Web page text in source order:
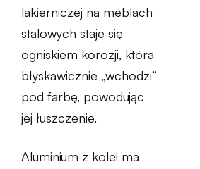
lakierniczej na meblach
stalowych staje się
ogniskiem korozji, która
błyskawicznie „wchodzi”
pod farbę, powodując
jej łuszczenie.
Aluminium z kolei ma